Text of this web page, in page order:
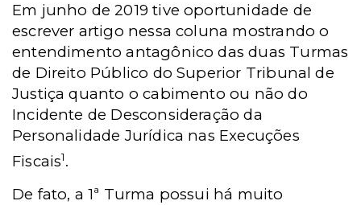
Em junho de 2019 tive oportunidade de
escrever artigo nessa coluna mostrando o
entendimento antagônico das duas Turmas
de Direito Público do Superior Tribunal de
Justiça quanto o cabimento ou não do
Incidente de Desconsideração da
Personalidade Jurídica nas Execuções
Fiscais1.
De fato, a 1ª Turma possui há muito